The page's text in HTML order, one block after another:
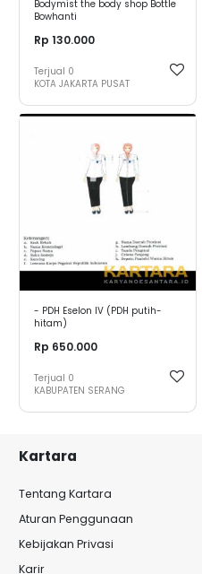
Bodymist the body shop Bottle
Bowhanti
Rp 130.000
Terjual 0
KOTA JAKARTA PUSAT
- PDH Eselon IV (PDH putih-
hitam)
Rp 650.000
Terjual 0
KABUPATEN SERANG
Kartara
Tentang Kartara
Aturan Penggunaan
Kebijakan Privasi
Karir